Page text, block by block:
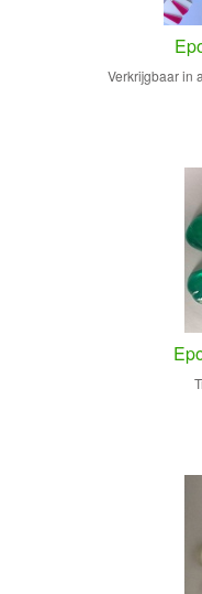
Verkrijgbaar in